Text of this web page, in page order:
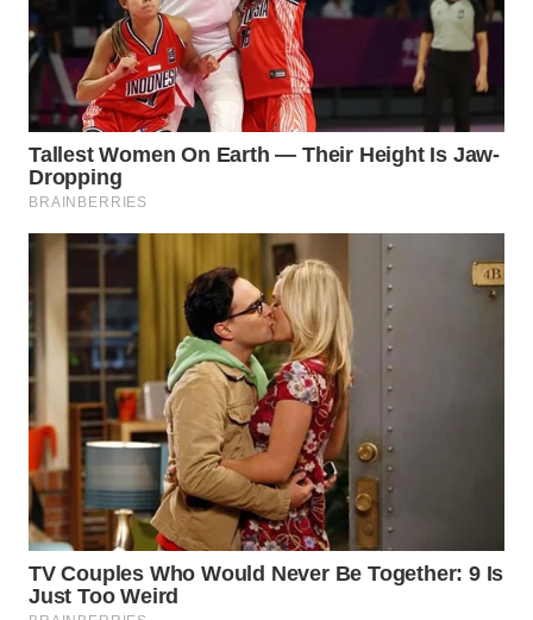
WN
DANAU
TOBA
WN
NIAS
WN
LANGKAT
WN
TAPANULI
SELATAN
WN
TANJUNG
LESUNG
WN
KARO